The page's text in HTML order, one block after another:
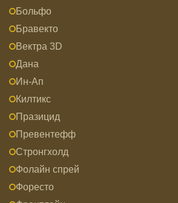
Больфо
Бравекто
Вектра 3D
Дана
Ин-Ап
Килтикс
Празицид
Превентефф
Стронгхолд
Фолайн спрей
Форесто